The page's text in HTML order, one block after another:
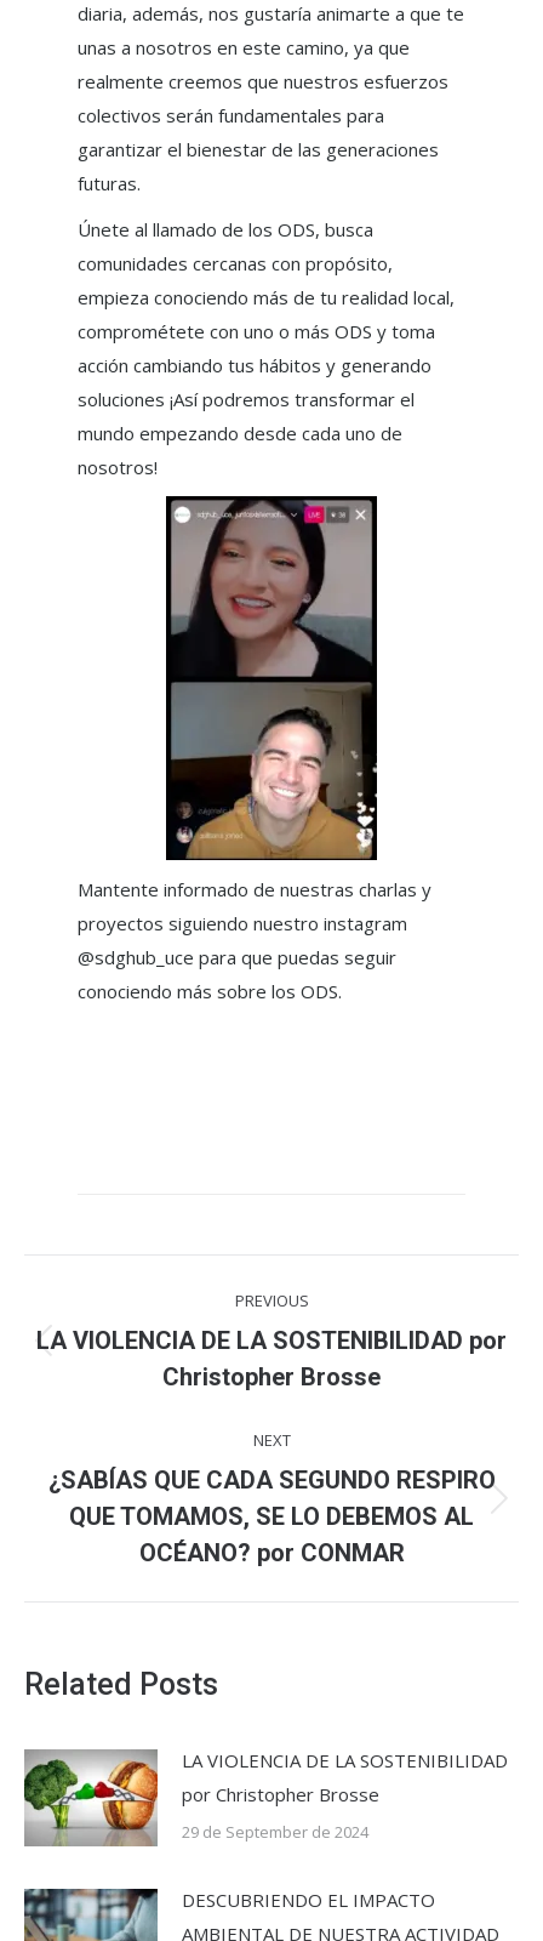
diaria, además, nos gustaría animarte a que te
unas a nosotros en este camino, ya que
realmente creemos que nuestros esfuerzos
colectivos serán fundamentales para
garantizar el bienestar de las generaciones
futuras.
Únete al llamado de los ODS, busca
comunidades cercanas con propósito,
empieza conociendo más de tu realidad local,
comprométete con uno o más ODS y toma
acción cambiando tus hábitos y generando
soluciones ¡Así podremos transformar el
mundo empezando desde cada uno de
nosotros!
Mantente informado de nuestras charlas y
proyectos siguiendo nuestro instagram
@sdghub_uce para que puedas seguir
conociendo más sobre los ODS.
navigation
PREVIOUS
Previous
post:
LA VIOLENCIA DE LA SOSTENIBILIDAD por
Christopher Brosse
NEXT
Next
post:
¿SABÍAS QUE CADA SEGUNDO RESPIRO
QUE TOMAMOS, SE LO DEBEMOS AL
OCÉANO? por CONMAR
Related Posts
LA VIOLENCIA DE LA SOSTENIBILIDAD
por Christopher Brosse
29 de September de 2024
DESCUBRIENDO EL IMPACTO
AMBIENTAL DE NUESTRA ACTIVIDAD